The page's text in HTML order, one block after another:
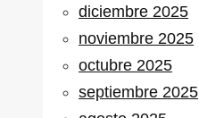
diciembre 2025
noviembre 2025
octubre 2025
septiembre 2025